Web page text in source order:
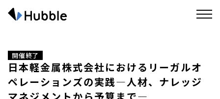
開催終了
日本軽金属株式会社におけるリーガルオ
ペレーションズの実践―人材、ナレッジ